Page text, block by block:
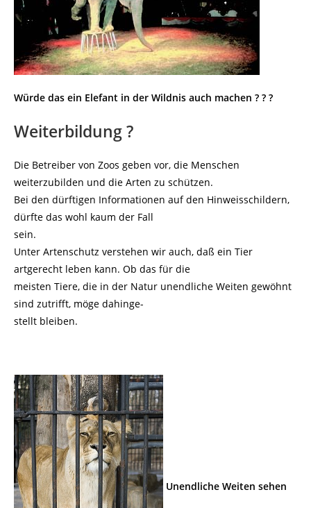
Würde das ein Elefant in der Wildnis auch machen ? ? ?
Weiterbildung ?
Die Betreiber von Zoos geben vor, die Menschen
weiterzubilden und die Arten zu schützen.
Bei den dürftigen Informationen auf den Hinweisschildern,
dürfte das wohl kaum der Fall
sein.
Unter Artenschutz verstehen wir auch, daß ein Tier
artgerecht leben kann. Ob das für die
meisten Tiere, die in der Natur unendliche Weiten gewöhnt
sind zutrifft, möge dahinge-
stellt bleiben.
Unendliche Weiten sehen